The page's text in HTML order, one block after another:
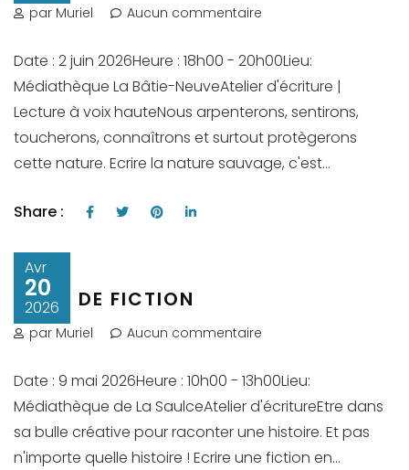
par Muriel Aucun commentaire
Date : 2 juin 2026Heure : 18h00 - 20h00Lieu:
Médiathèque La Bâtie-NeuveAtelier d'écriture |
Lecture à voix hauteNous arpenterons, sentirons,
toucherons, connaîtrons et surtout protègerons
cette nature. Ecrire la nature sauvage, c'est...
Share :
Avr
20
2026
BULLE DE FICTION
par Muriel Aucun commentaire
Date : 9 mai 2026Heure : 10h00 - 13h00Lieu:
Médiathèque de La SaulceAtelier d'écritureEtre dans
sa bulle créative pour raconter une histoire. Et pas
n'importe quelle histoire ! Ecrire une fiction en...